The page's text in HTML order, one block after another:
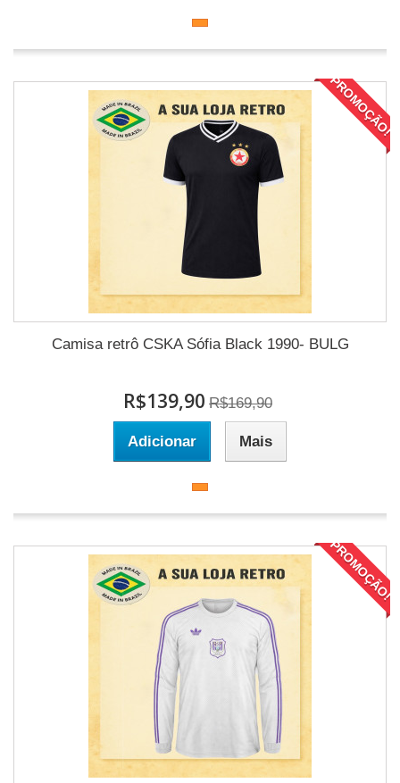
PROMOÇÃO!
Camisa retrô CSKA Sófia Black 1990- BULG
R$139,90 R$169,90
Adicionar Mais
PROMOÇÃO!